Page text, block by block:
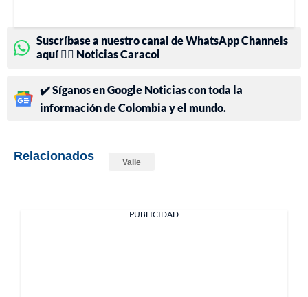
Suscríbase a nuestro canal de WhatsApp Channels
aquí 👉🏻 Noticias Caracol
✔️ Síganos en Google Noticias con toda la
información de Colombia y el mundo.
Relacionados Valle
PUBLICIDAD